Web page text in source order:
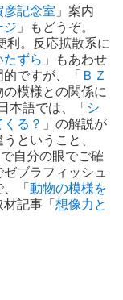
記念室 」案内
ジ 」もどうぞ。
利。反応拡散系に
たずら 」もあわせ
ですが、「 ＢＺ
の模様との関係に
本語では、「シ
る？ 」の解説が
ということ、
で自分の眼でご確
ブラフィッシュ
、「動物の模様を
材記事「想像力と